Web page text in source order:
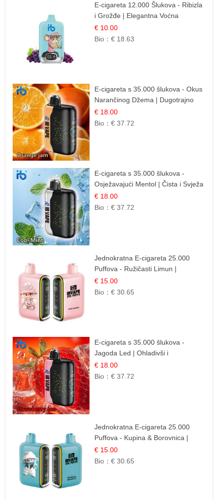
E-cigareta 12.000 Šlukova - Ribizla
i Grožđe | Elegantna Voćna
Kombinacija
€ 10.00
Bio：€ 18.63
E-cigareta s 35.000 šlukova - Okus
Narančinog Džema | Dugotrajno
Iskustvo
€ 18.00
Bio：€ 37.72
E-cigareta s 35.000 šlukova -
Osježavajući Mentol | Čista i Svježa
Okus
€ 18.00
Bio：€ 37.72
Jednokratna E-cigareta 25.000
Puffova - Ružičasti Limun |
Osježavajuća Citrusna Aroma
€ 15.00
Bio：€ 30.65
E-cigareta s 35.000 šlukova -
Jagoda Led | Ohladivši i
Osježavajući Okus
€ 18.00
Bio：€ 37.72
Jednokratna E-cigareta 25.000
Puffova - Kupina & Borovnica |
Šumska Voćna Mješavina
€ 15.00
Bio：€ 30.65